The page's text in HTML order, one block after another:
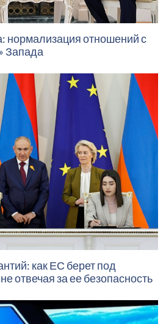
отношений с
Запада
как ЕС берет под
отвечая за ее безопасность